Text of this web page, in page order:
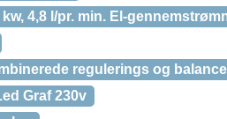
kw, 4,8 l/pr. min. El-
regulerings og
Graf 230v